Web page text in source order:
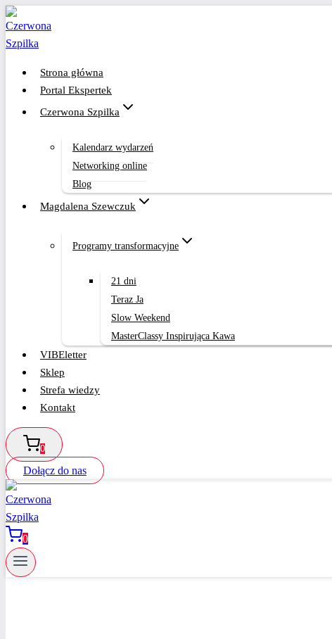
Przejdź
do
treści
Strona główna
Portal Ekspertek
Czerwona Szpilka
Kalendarz wydarzeń
Networking online
Blog
Magdalena Szewczuk
Programy transformacyjne
21 dni
Teraz Ja
Slow Weekend
MasterClassy Inspirująca Kawa
VIBEletter
Sklep
Strefa wiedzy
Kontakt
0
Dołącz do nas
0